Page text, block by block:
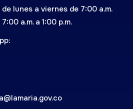
lunes a viernes de 7:00 a.m.
a.m. a 1:00 p.m.